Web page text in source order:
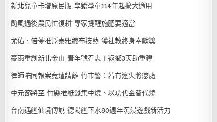
新北兒童卡增原民版 學籍學童114年起擴大適用
颱風過後農民忙復耕 專家提醒施肥要適當
尤佑．倍苓推泛泰雅織布技藝 獲社教終身奉獻獎
豪雨重創新北金山 青年號召志工返鄉3天助重建
律師陪同報案竟遭請離 竹市警：若有違失將懲處
中元節將至 竹縣推紙錢集中燒、以功代金替代燒
台南遇艦仙境傳說 德陽艦下水80週年沉浸遊戲新活力